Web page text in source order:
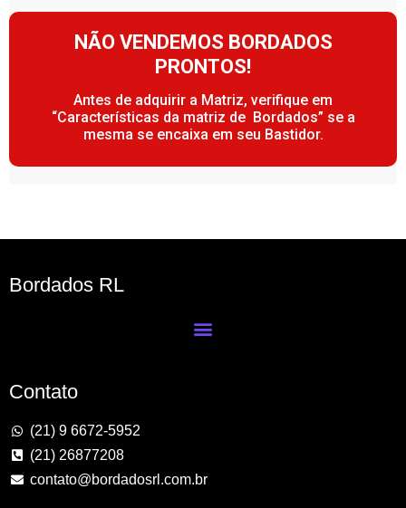
NÃO VENDEMOS BORDADOS
PRONTOS!
Antes de adquirir a Matriz, verifique em
“Características da matriz de Bordados” se a
mesma se encaixa em seu Bastidor.
Bordados RL
Contato
(21) 9 6672-5952
(21) 26877208
contato@bordadosrl.com.br